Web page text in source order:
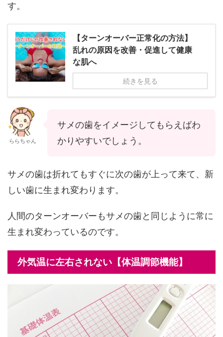
す。
【ターンオーバー正常化の方法】
乱れの原因を改善・促進して健康
な肌へ
続きを見る
ららちゃん
サメの歯をイメージしてもらえばわ
かりやすいでしょう。
サメの歯は折れてもすぐに次の歯が上って来て、新
しい歯に生まれ変わります。
人間のターンオーバーもサメの歯と同じように常に
生まれ変わっているのです。
外気温に左右されない【体温調節機能】